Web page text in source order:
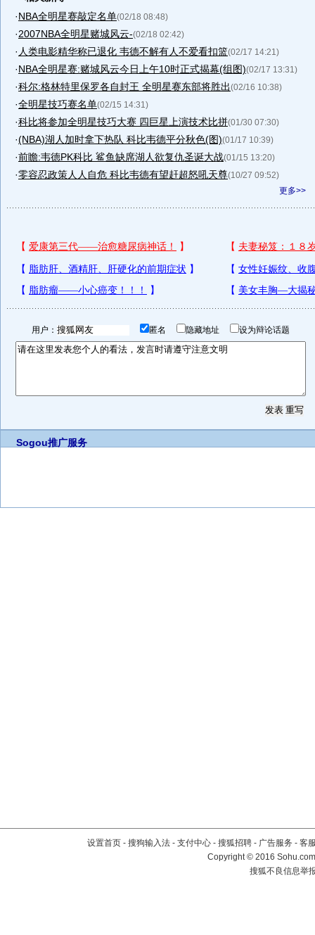
·NBA全明星赛敲定名单(02/18 08:48)
·2007NBA全明星赌城风云-(02/18 02:42)
· 人类电影精华称已退化 韦德不解有人不爱看扣篮(02/17 14:21)
·NBA全明星赛:赌城风云今日上午10时正式揭幕(组图)(02/17 13:31)
·科尔:格林特里保罗各自封王 全明星赛东部将胜出(02/16 10:38)
·全明星技巧赛名单(02/15 14:31)
·科比将参加全明星技巧大赛 四巨星上演技术比拼(01/30 07:30)
·(NBA)湖人加时拿下热队 科比韦德平分秋色(图)(01/17 10:39)
·前瞻:韦德PK科比 鲨鱼缺席湖人欲复仇圣诞大战(01/15 13:20)
·零容忍政策人人自危 科比韦德有望赶超怒吼天尊(10/27 09:52)
更多>>
用户： 匿名 隐藏地址 设为辩论话题
Sogou推广服务
设置首页 - 搜狗输入法 - 支付中心 - 搜狐招聘 - 广告服务 - 客
Copyright©2016
搜狐不良信息举